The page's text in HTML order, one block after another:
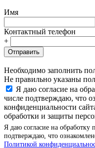
Имя
Контактный телефон
+
Отправить
Необходимо заполнить
Не правильно указаны
Я даю согласие на
числе подтверждаю, что
конфиденциальности
обработки и защиты
Я даю согласие на
подтверждаю, что
Политикой